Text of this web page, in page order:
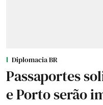
Diplomacia BR
Passaportes
e Porto serão